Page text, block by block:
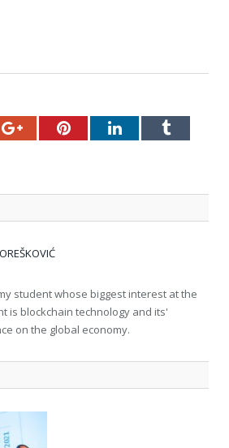
Google+PinterestLinkedInTumblr
student whose biggest interest at the
is blockchain technology and its'
on the global economy.